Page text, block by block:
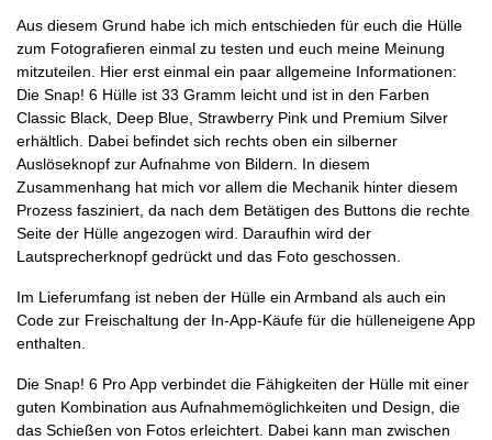
Aus diesem Grund habe ich mich entschieden für euch die Hülle
zum Fotografieren einmal zu testen und euch meine Meinung
mitzuteilen. Hier erst einmal ein paar allgemeine Informationen:
Die Snap! 6 Hülle ist 33 Gramm leicht und ist in den Farben
Classic Black, Deep Blue, Strawberry Pink und Premium Silver
erhältlich. Dabei befindet sich rechts oben ein silberner
Auslöseknopf zur Aufnahme von Bildern. In diesem
Zusammenhang hat mich vor allem die Mechanik hinter diesem
Prozess fasziniert, da nach dem Betätigen des Buttons die rechte
Seite der Hülle angezogen wird. Daraufhin wird der
Lautsprecherknopf gedrückt und das Foto geschossen.
Im Lieferumfang ist neben der Hülle ein Armband als auch ein
Code zur Freischaltung der In-App-Käufe für die hülleneigene App
enthalten.
Die Snap! 6 Pro App verbindet die Fähigkeiten der Hülle mit einer
guten Kombination aus Aufnahmemöglichkeiten und Design, die
das Schießen von Fotos erleichtert. Dabei kann man zwischen